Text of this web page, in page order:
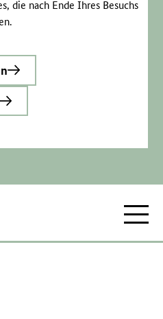
die nach Ende Ihres Besuchs